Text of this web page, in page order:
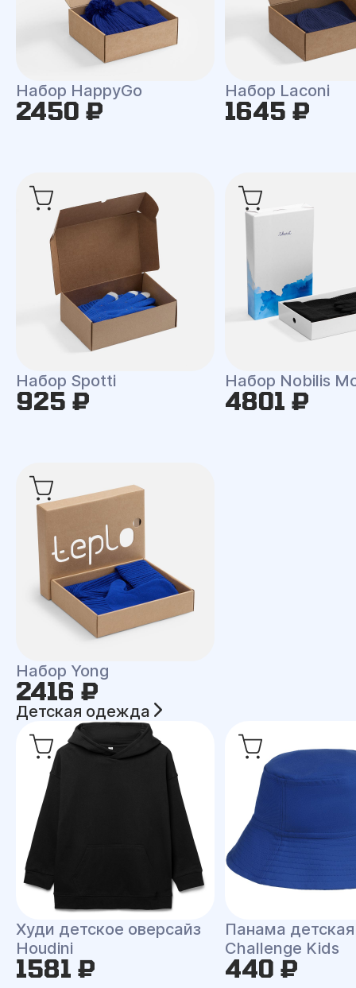
Набор HappyGo
2450 ₽
Набор Laconi
1645 ₽
Набор Spotti
925 ₽
Набор Nobilis
4801 ₽
Набор Yong
2416 ₽
Детская одежда
Худи детское оверсайз
Houdini
1581 ₽
Панама детская
Challenge Kids
440 ₽